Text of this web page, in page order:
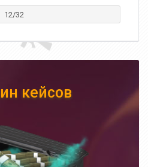
12/32
кейсов